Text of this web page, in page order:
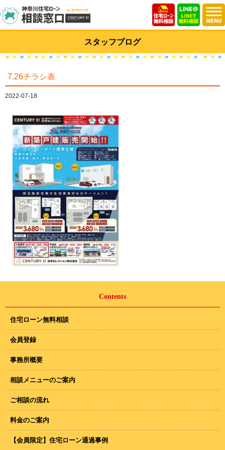
スタッフブログ
7.26チラシ表
2022-07-18
Contents
住宅ローン無料相談
会員登録
事務所概要
相談メニューのご案内
ご相談の流れ
料金のご案内
【会員限定】住宅ローン通過事例